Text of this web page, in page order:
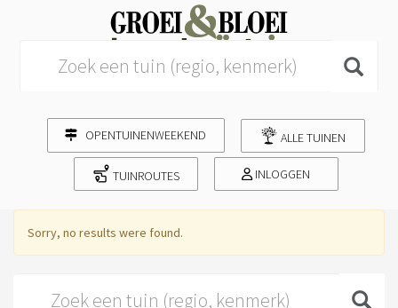
OPENTUINENWEEKEND ALLE TUINEN
TUINROUTES INLOGGEN
Sorry, no results were found.